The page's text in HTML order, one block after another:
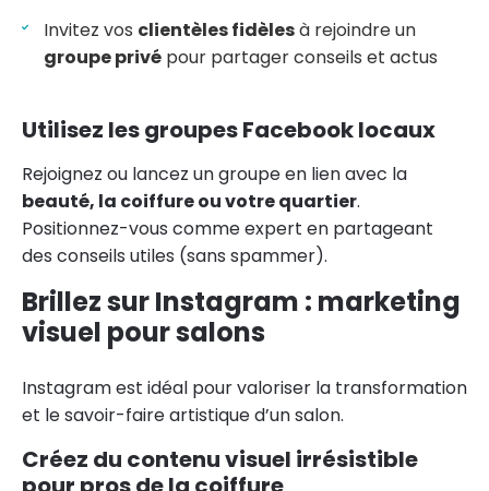
Invitez vos clientèles fidèlesà rejoindre un
groupe privé pour partager conseils et actus
Utilisez les groupes Facebook locaux
Rejoignez ou lancez un groupe en lien avec la
beauté, la coiffure ou votre quartier.
Positionnez-vous comme expert en partageant
des conseils utiles (sans spammer).
Brillez sur Instagram : marketing
visuel pour salons
Instagram est idéal pour valoriser la transformation
et le savoir-faire artistique d’un salon.
Créez du contenu visuel irrésistible